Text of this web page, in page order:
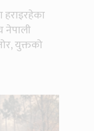
हराइरहेका
नेपाली
युक्तको